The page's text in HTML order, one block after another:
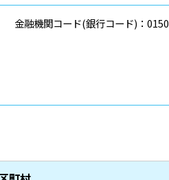
金融機関コード(銀行コード)：0150